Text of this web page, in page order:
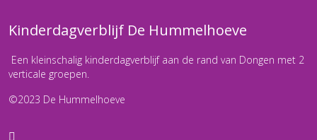
Kinderdagverblijf De Hummelhoeve
Een kleinschalig kinderdagverblijf aan de rand van Dongen met 2
verticale groepen.
©2023 De Hummelhoeve